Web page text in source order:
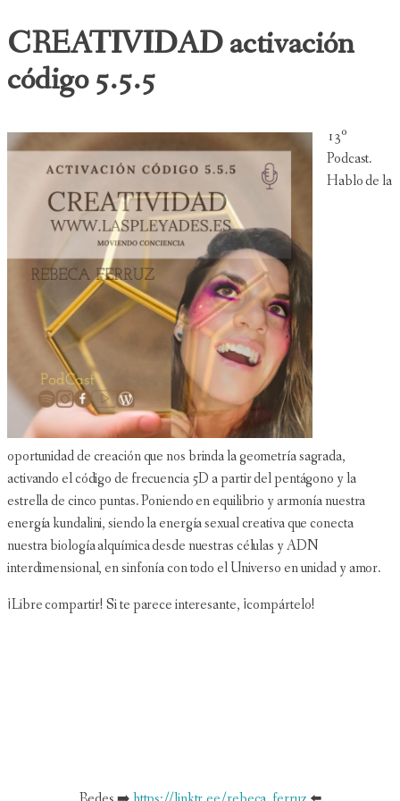
CREATIVIDAD activación
código 5.5.5
13º
Podcast.
Hablo de la
oportunidad de creación que nos brinda la geometría sagrada,
activando el código de frecuencia 5D a partir del pentágono y la
estrella de cinco puntas. Poniendo en equilibrio y armonía nuestra
energía kundalini, siendo la energía sexual creativa que conecta
nuestra biología alquímica desde nuestras células y ADN
interdimensional, en sinfonía con todo el Universo en unidad y amor.
¡Libre compartir! Si te parece interesante, ¡compártelo!